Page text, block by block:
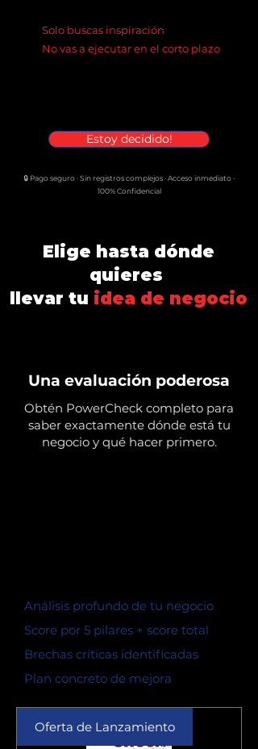
Solo buscas inspiración
No vas a ejecutar en el corto plazo
Estoy decidido!
🔒 Pago seguro · Sin registros complejos · Acceso inmediato ·
100% Confidencial
Elige hasta dónde
quieres
llevar tu idea de negocio
Una evaluación poderosa
Obtén PowerCheck completo para
saber exactamente dónde está tu
negocio y qué hacer primero.
Análisis profundo de tu negocio
Score por 5 pilares + score total
Brechas críticas identificadas
Plan concreto de mejora
Oferta de Lanzamiento